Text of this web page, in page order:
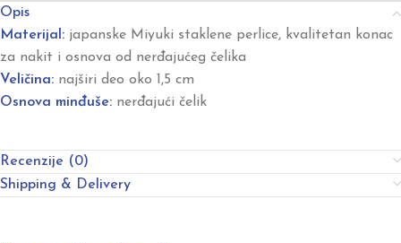
Opis
Materijal: japanske Miyuki staklene perlice, kvalitetan konac
za nakit i osnova od nerđajućeg čelika
Veličina: najširi deo oko 1,5 cm
Osnova minđuše: nerđajući čelik
Recenzije (0)
Shipping & Delivery